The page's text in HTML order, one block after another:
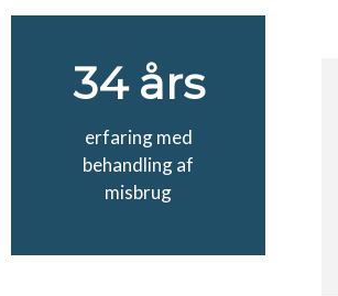
34 års
erfaring med
behandling af
misbrug